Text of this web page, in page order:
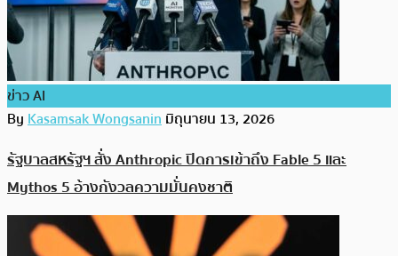
ข่าว AI
ByKasamsak Wongsaninมิถุนายน 13, 2026
รัฐบาลสหรัฐฯ สั่ง Anthropic ปิดการเข้าถึง Fable 5 และ
Mythos 5 อ้างกังวลความมั่นคงชาติ